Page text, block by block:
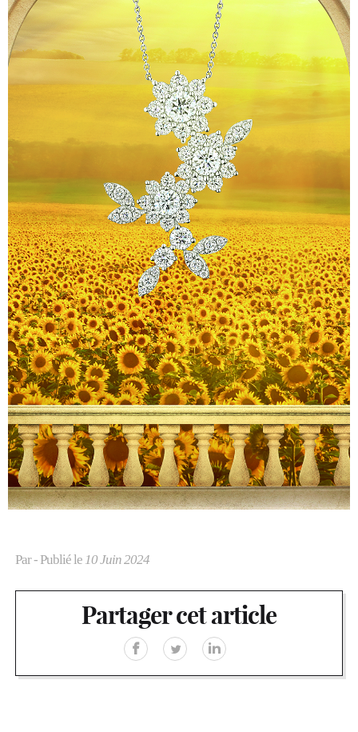
Par- Publié le 10 Juin 2024
Partager cet article